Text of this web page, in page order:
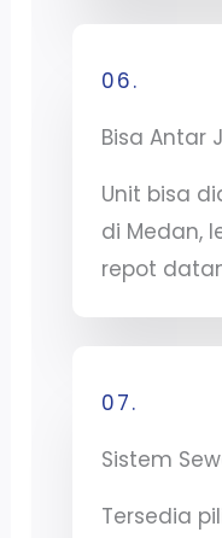
06.
Bisa Antar
Unit bisa
di Medan,
repot
07.
Sistem
Tersedia